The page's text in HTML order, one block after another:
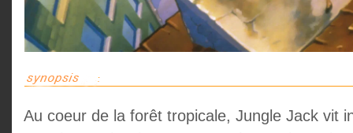
Au coeur de la forêt tropicale, Jungle Jack vit